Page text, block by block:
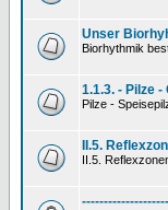
Unser
Biorhythmik
1.1.3. - Pilze
Pilze -
II.5.
II.5.